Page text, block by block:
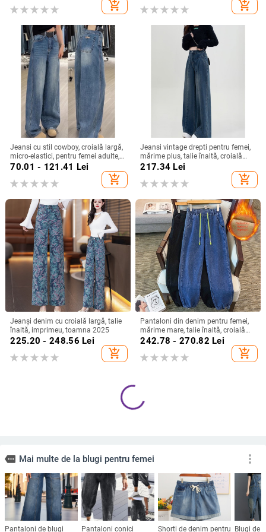
add_shopping_cart add_shopping_cart
Jeansi cu stil cowboy, croială largă,
micro-elastici, pentru femei adulte,
iarna 2025
70.01 - 121.41 Lei
add_shopping_cart
Jeansi vintage drepti pentru femei,
mărime plus, talie înaltă, croială
lejeră, siluetă pară, pantaloni largi
217.34 Lei
add_shopping_cart
Jeanși denim cu croială largă, talie
înaltă, imprimeu, toamna 2025
225.20 - 248.56 Lei
add_shopping_cart
Pantaloni din denim pentru femei,
mărime mare, talie înaltă, croială
lejeră, casual și de lucru
242.78 - 270.82 Lei
add_shopping_cart
Blugi HK6613 pentru femei cu
franjuri rupți, blugi la modă
stradală
314.17Lei
add_shopping_cart
Blugi de mărime mare pentru femei,
primăvara 2024, pantaloni lejeri,
slim fit, cu bretele, pentru femei mici
291.26Lei
add_shopping_cart